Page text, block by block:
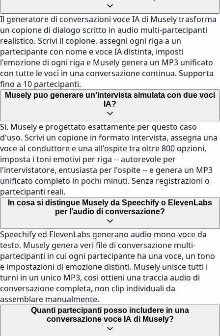
Il generatore di conversazioni voce IA di Musely trasforma
un copione di dialogo scritto in audio multi-partecipanti
realistico. Scrivi il copione, assegni ogni riga a un
partecipante con nome e voce IA distinta, imposti
l'emozione di ogni riga e Musely genera un MP3 unificato
con tutte le voci in una conversazione continua. Supporta
fino a 10 partecipanti.
Musely puo generare un'intervista simulata con due voci
IA?
Si. Musely e progettato esattamente per questo caso
d'uso. Scrivi un copione in formato intervista, assegna una
voce al conduttore e una all'ospite tra oltre 800 opzioni,
imposta i toni emotivi per riga -- autorevole per
l'intervistatore, entusiasta per l'ospite -- e genera un MP3
unificato completo in pochi minuti. Senza registrazioni o
partecipanti reali.
In cosa si distingue Musely da Speechify o ElevenLabs
per l'audio di conversazione?
Speechify ed ElevenLabs generano audio mono-voce da
testo. Musely genera veri file di conversazione multi-
partecipanti in cui ogni partecipante ha una voce, un tono
e impostazioni di emozione distinti. Musely unisce tutti i
turni in un unico MP3, cosi ottieni una traccia audio di
conversazione completa, non clip individuali da
assemblare manualmente.
Quanti partecipanti posso includere in una
conversazione voce IA di Musely?